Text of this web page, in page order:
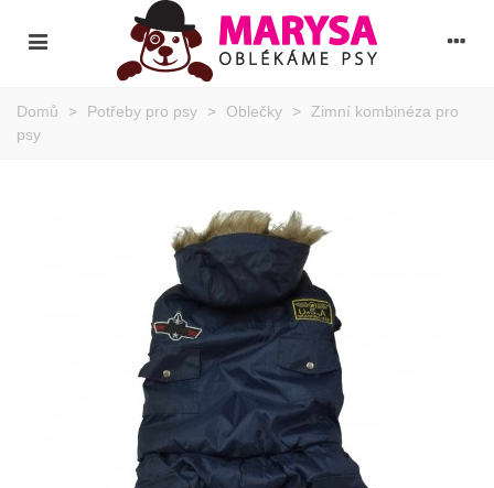
Domů > Potřeby pro psy > Oblečky >
Zimní kombinéza pro
psy